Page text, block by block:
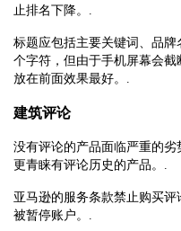
止排名下降。.
标题应包括主要关键词、品
个字符，但由于手机屏幕会
放在前面效果最好。.
建筑评论
没有评论的产品面临严重的
更青睐有评论历史的产品。.
亚马逊的服务条款禁止购买
被暂停账户。.